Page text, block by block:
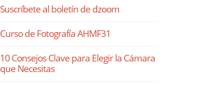
Suscríbete al boletín de dzoom
Curso de Fotografía AHMF31
10 Consejos Clave para Elegir la Cámara
que Necesitas